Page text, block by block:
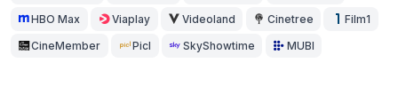
HBO Max Viaplay Videoland Cinetree Film1
CineMember Picl SkyShowtime MUBI